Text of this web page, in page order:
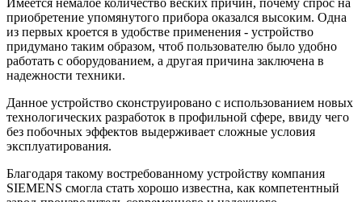
приобретение упомянутого прибора оказался высоким. Одна
из первых кроется в удобстве применения - устройство
придумано таким образом, чтоб пользователю было удобно
работать с оборудованием, а другая причина заключена в
надежности техники.
Данное устройство сконструировано с использованием новых
технологических разработок в профильной сфере, ввиду чего
без побочных эффектов выдерживает сложные условия
эксплуатирования.
Благодаря такому востребованному устройству компания
SIEMENS смогла стать хорошо известна, как компетентный